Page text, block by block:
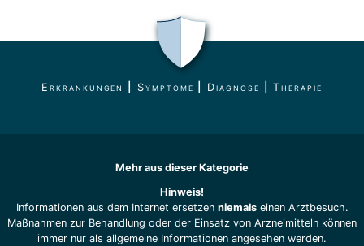
Erkrankungen Symptome Diagnose |Therapie
Mehr aus dieser Kategorie
Hinweis!
Informationen aus dem Internet ersetzen niemalseinen Arztbesuch.
Maßnahmen zur Behandlung oder der Einsatz von Arzneimitteln können
immer nur als allgemeine Informationen angesehen werden.